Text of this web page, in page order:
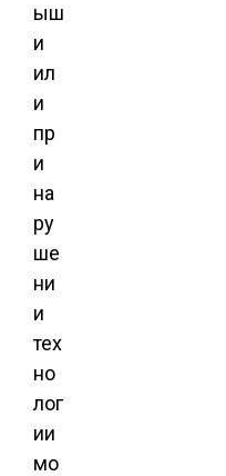
ыш
и
ил
и
пр
и
на
ру
ше
ни
и
тех
но
лог
ии
мо